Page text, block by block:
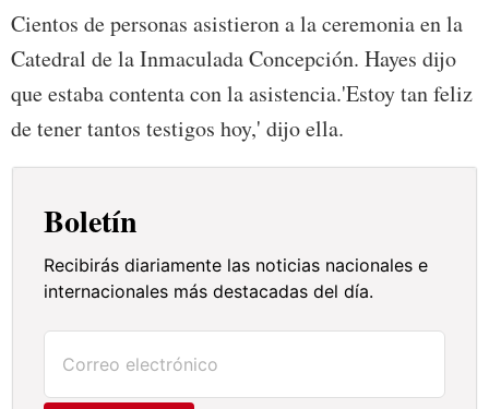
Cientos de personas asistieron a la ceremonia en la
Catedral de la Inmaculada Concepción. Hayes dijo
que estaba contenta con la asistencia.'Estoy tan feliz
de tener tantos testigos hoy,' dijo ella.
Boletín
Recibirás diariamente las noticias nacionales e
internacionales más destacadas del día.